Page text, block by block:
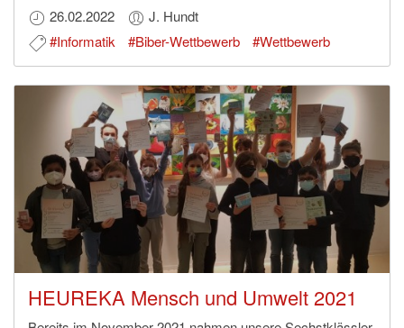
26.02.2022
J. Hundt
#Informatik
#Biber-Wettbewerb #Wettbewerb
HEUREKA Mensch und Umwelt 2021